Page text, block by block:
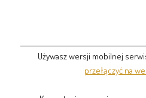
Używasz wersji mobilnej
przełączyć na